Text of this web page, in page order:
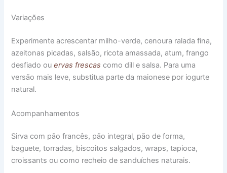
Variações
Experimente acrescentar milho-verde, cenoura ralada fina,
azeitonas picadas, salsão, ricota amassada, atum, frango
desfiado ou ervas frescas como dill e salsa. Para uma
versão mais leve, substitua parte da maionese por iogurte
natural.
Acompanhamentos
Sirva com pão francês, pão integral, pão de forma,
baguete, torradas, biscoitos salgados, wraps, tapioca,
croissants ou como recheio de sanduíches naturais.